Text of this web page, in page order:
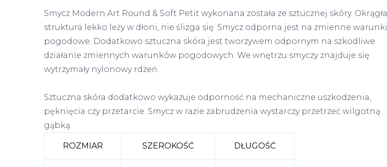
Smycz Modern Art Round & Soft Petit wykonana została ze sztucznej skóry. Okrągła
struktura lekko leży w dłoni, nie ślizga się. Smycz odporna jest na zmienne warunki
pogodowe. Dodatkowo sztuczna skóra jest tworzywem odpornym na szkodliwe
działanie zmiennych warunków pogodowych. We wnętrzu smyczy znajduje się
wytrzymały nylonowy rdzeń.
Sztuczna skóra dodatkowo wykazuje odporność na mechaniczne uszkodzenia,
pęknięcia czy przetarcie. Smycz w razie zabrudzenia wystarczy przetrzeć wilgotną
gąbką.
ROZMIAR SZEROKOŚĆ DŁUGOŚĆ